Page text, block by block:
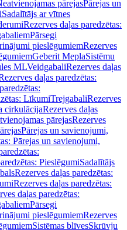
pārejasPārejas un
Sadalītājs ar vītnes
Rezerves daļas paredzētas:
Pārsegi
pieslēgumiemRezerves
Geberit MeplaSistēmu
MLVeidgabaliRezerves daļas
daļas paredzētas:
LīkumiTrejgabaliRezerves
cirkulācijaRezerves daļas
pārejasRezerves
Pārejas un savienojumi,
Pārejas un savienojumi,
PieslēgumiSadalītājs
Rezerves daļas paredzētas:
Rezerves daļas paredzētas:
daļas paredzētas:
Pārsegi
pieslēgumiemRezerves
Sistēmas blīvesSkrūvju